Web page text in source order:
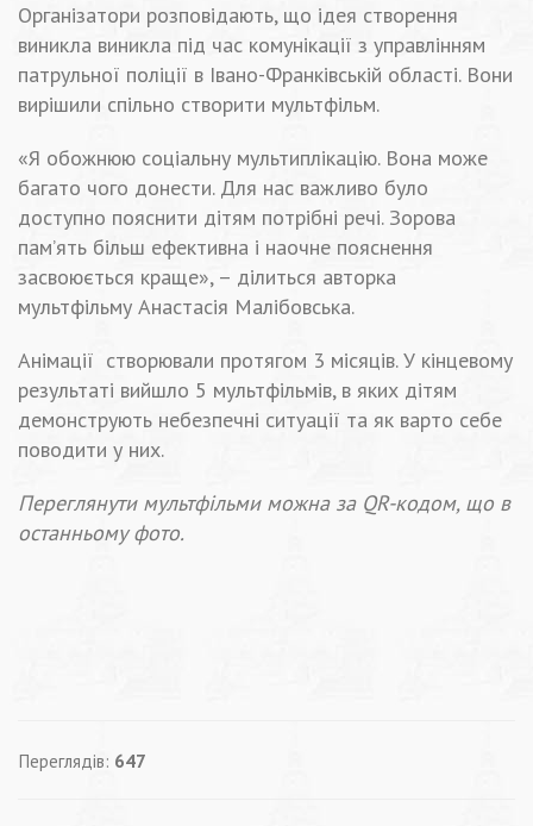
Організатори розповідають, що ідея створення
виникла виникла під час комунікації з управлінням
патрульної поліції в Івано-Франківській області. Вони
вирішили спільно створити мультфільм.
«Я обожнюю соціальну мультиплікацію. Вона може
багато чого донести. Для нас важливо було
доступно пояснити дітям потрібні речі. Зорова
пам’ять більш ефективна і наочне пояснення
засвоюється краще», – ділиться авторка
мультфільму Анастасія Малібовська.
Анімації створювали протягом 3 місяців. У кінцевому
результаті вийшло 5 мультфільмів, в яких дітям
демонструють небезпечні ситуації та як варто себе
поводити у них.
Переглянути мультфільми можна за QR-кодом, що в
останньому фото.
Переглядів: 647